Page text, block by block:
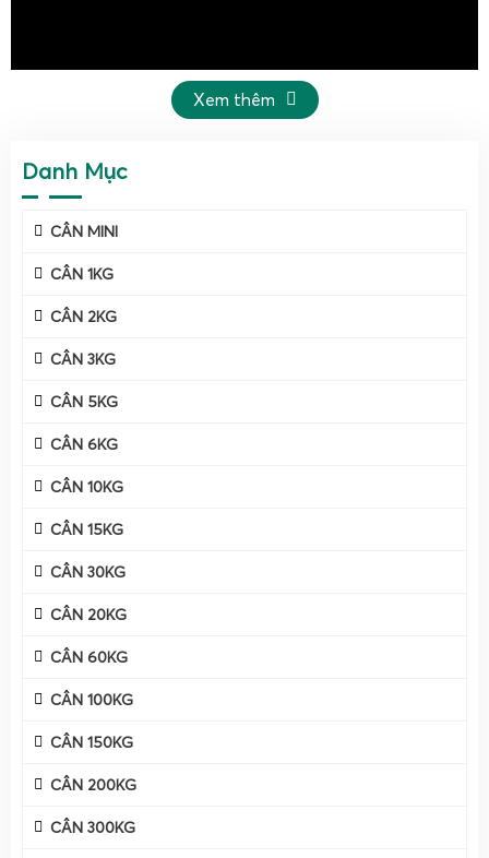
Danh Mục
CÂN MINI
CÂN 1KG
CÂN 2KG
CÂN 3KG
CÂN 5KG
CÂN 6KG
CÂN 10KG
CÂN 15KG
CÂN 30KG
CÂN 20KG
CÂN 60KG
CÂN 100KG
CÂN 150KG
CÂN 200KG
CÂN 300KG
Cân điện tử 5kg - Giải pháp cân chính xác và tiện
lợi cho mọi nhu cầu
trong nhiều lĩnh vực như thương mại, y tế, giáo dục, và gia
đình. Với khả năng cân chính xác trong phạm vi 5kg, sản
Xem thêm